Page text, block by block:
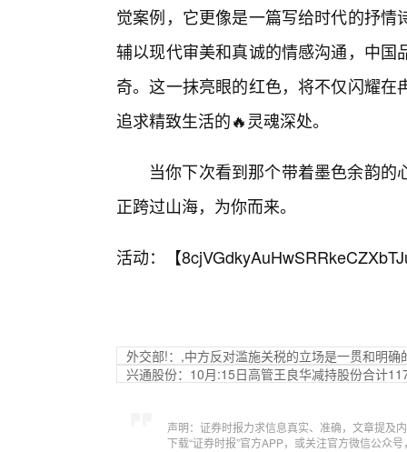
觉案例，它更像是一篇写给时代的抒
辅以现代审美和真诚的情感沟通，中
奇。这一抹亮眼的红色，将不仅闪耀
追求精致生活的🔥灵魂深处。
当你下次看到那个带着墨色余韵
正跨过山海，为你而来。
活动：【
外交部!：,中方反对滥施关税的立场是一贯和明确
兴通股份：10月:15日高管王良华减持股份合计
声明：证券时报力求信息真实、准确，文章提及
下载“证券时报”官方APP，或关注官方微信公众